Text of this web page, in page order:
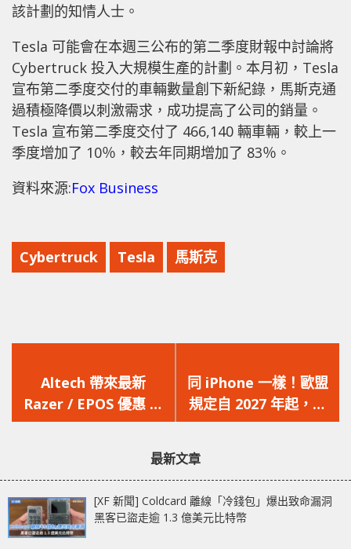
該計劃的知情人士。
Tesla 可能會在本週三公布的第二季度財報中討論將
Cybertruck 投入大規模生產的計劃。本月初，Tesla
宣布第二季度交付的車輛數量創下新紀錄，馬斯克通
過積極降價以刺激需求，成功提高了公司的銷量。
Tesla 宣布第二季度交付了 466,140 輛車輛，較上一
季度增加了 10％，較去年同期增加了 83％。
資料來源:Fox Business
Cybertruck Tesla 馬斯克
一
篇
文
Altech 帶來最新
Razer / EPOS 優惠 無
線耳機‧電競椅‧週邊
一
篇
文
同 iPhone 一樣！歐盟
規定自 2027 年起，掌
上遊戲機必須可自行更
最新文章
[XF 新聞] Coldcard 離線「冷錢包」爆出致命漏洞
黑客已盜走逾 1.3 億美元比特幣